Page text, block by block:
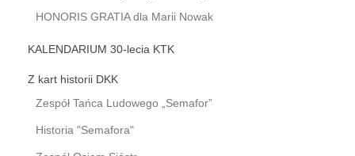
HONORIS GRATIA dla Marii Nowak
KALENDARIUM 30-lecia KTK
Z kart historii DKK
Zespół Tańca Ludowego „Semafor”
Historia "Semafora"